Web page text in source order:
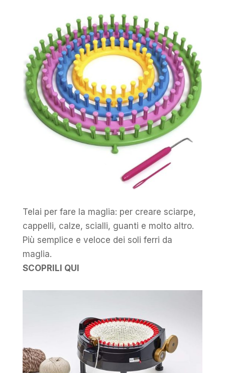
Telai per fare la maglia: per creare sciarpe,
cappelli, calze, scialli, guanti e molto altro.
Più semplice e veloce dei soli ferri da
maglia.
SCOPRILI QUI